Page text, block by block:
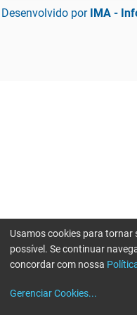
Desenvolvido por IMA -
Usamos cookies para tornar
possível. Se continuar
concordar com nossa
Gerenciar Cookies...
Erro ao enviar